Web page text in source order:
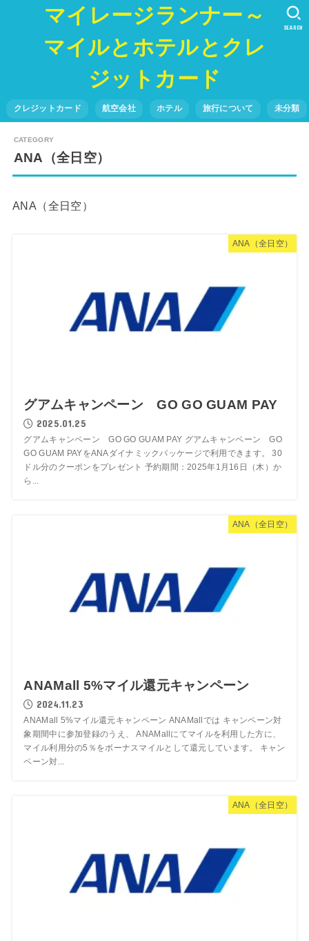
マイレージランナー～
マイルとホテルとクレ
ジットカード
クレジットカード 航空会社 ホテル 旅行について 未分類
SEARCH
ANA（全日空）
ANA（全日空）
ANA（全日空）
グアムキャンペーン GO GO GUAM PAY
2025.01.25
グアムキャンペーン GO GO GUAM PAY グアムキャンペーン GO
GO GUAM PAYをANAダイナミックパッケージで利用できます。 30
ドル分のクーポンをプレゼント 予約期間：2025年1月16日（木）か
ら...
ANA（全日空）
ANAMall 5%マイル還元キャンペーン
2024.11.23
ANAMall 5%マイル還元キャンペーン ANAMallでは キャンペーン対
象期間中に参加登録のうえ、 ANAMallにてマイルを利用した方に、
マイル利用分の5％をボーナスマイルとして還元しています。 キャン
ペーン対...
ANA（全日空）